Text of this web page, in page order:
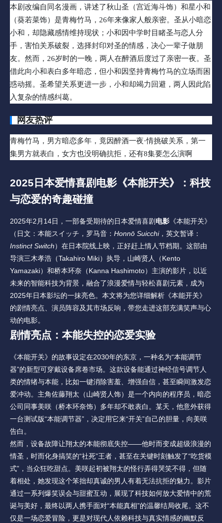
本剧改编自同名漫画，讲述了秋山圣（宫近海斗饰）和星小和
（葵若菜饰）是青梅竹马，26年来像家人般亲密。圣从小暗恋
小和，却隐藏感情维持现状；小和因中学时目睹圣与恋人分
手，害怕关系破裂，选择封印对圣的情感，决心一辈子做朋
友。然而，26岁时的一晚，两人在醉酒后度过了亲密一夜。圣
借此向小和表白多年暗恋，但小和因坚持青梅竹马的立场而困
惑动摇。圣希望关系更进一步，小和却竭力回避，两人因此陷
入复杂的情感纠葛。
网友热评
青梅竹马，男方暗恋多年，竟因醉酒一夜·情挑破关系，第一
集男方就表白，女方也没明确抗拒，还有8集要怎么演啊
2025日本爱情喜剧 电影 《本能开关》：科技
与恋爱的奇趣碰撞
2025年2月14日，一部备受期待的日本爱情喜剧电影 《本能开关》
（日文：本能スイッチ，罗马音： Honnō Suicchi，英文暂译：
Instinct Switch）在日本院线上映，正好赶上情人节档期。这部由
导演三木孝浩（Takahiro Miki）执导，山崎贤人（Kento
Yamazaki）和桥本环奈（Kanna Hashimoto）主演的影片，以近
未来的智能科技为背景，融合了浪漫爱情与轻松喜剧元素，成为
2025年日本影坛的一抹亮色。本文将为您详细解析《本能开关》
的剧情亮点、演员阵容及其市场反响，带您走进这部充满笑声与心
动的电影。
剧情亮点：本能失控的恋爱实验
《本能开关》的故事设定在2030年的东京，一种名为“本能调节
器”的新型可穿戴设备席卷市场。这款设备能通过神经信号调节人
类的情绪与本能，比如一键消除害羞、增强自信，甚至瞬间激发恋
爱冲动。主角佐藤翔太（山崎贤人饰）是一个内向的程序员，暗恋
公司同事美咲（桥本环奈饰）多年却不敢表白。某天，他意外获得
一台测试版“本能调节器”，决定用它来“开关”自己的胆量，向美咲
告白。
然而，设备故障让翔太的本能彻底失控——他时而变成超级浪漫的
情圣，时而化身搞笑的“社死”王者，甚至在关键时刻触发了“吃货模
式”，当众狂吃甜点。美咲起初被翔太的怪行弄得哭笑不得，但随
着相处，她发现这个笨拙却真诚的男人有着无法抗拒的魅力。影片
通过一系列爆笑误会与甜蜜互动，展现了科技如何放大爱情中的荒
诞与美好，最终以两人携手面对“本能真相”的温馨结局收尾。这不
仅是一场恋爱冒险，更是对现代人依赖科技与真实情感的幽默反